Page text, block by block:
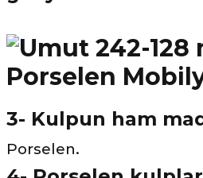
3- Kulpun ham
Porselen.